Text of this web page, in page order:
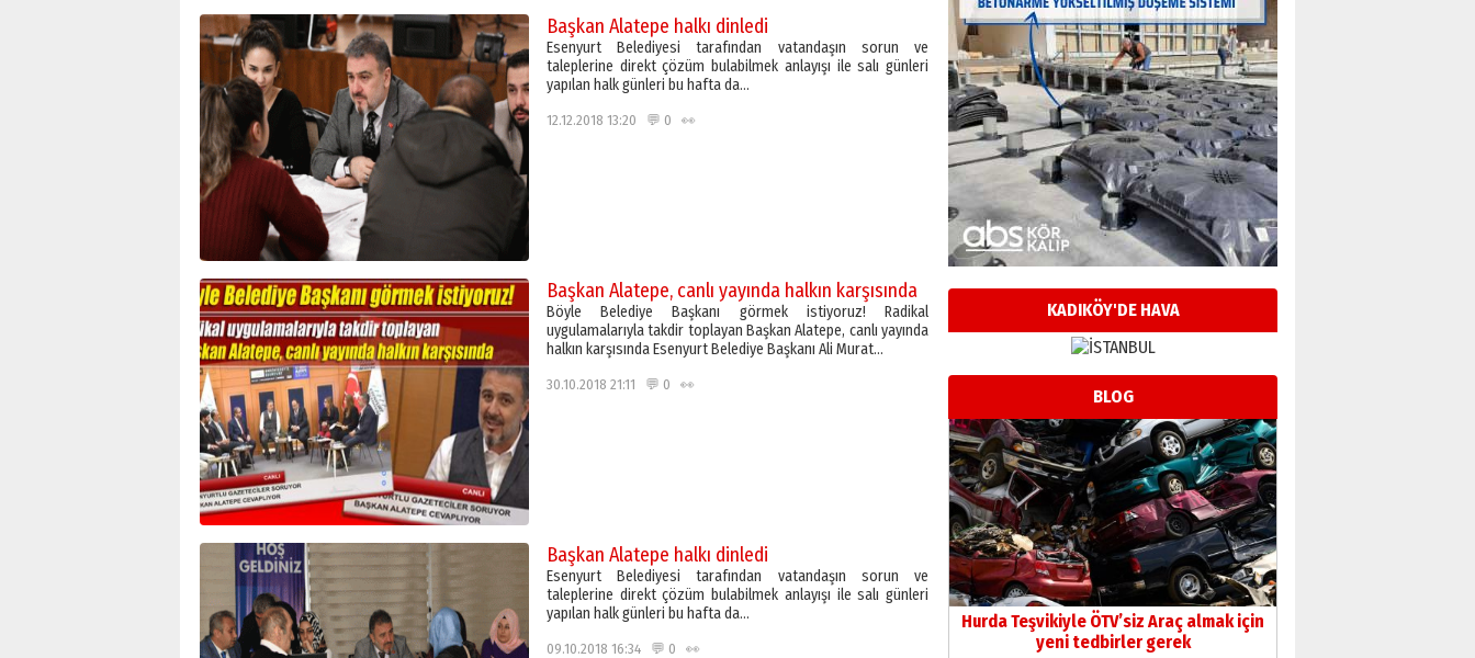
Başkan Alatepe halkı dinledi
Esenyurt Belediyesi tarafından vatandaşın sorun ve
taleplerine direkt çözüm bulabilmek anlayışı ile salı günleri
yapılan halk günleri bu hafta da…
12.12.2018 13:20 💬 0 👀
Başkan Alatepe, canlı yayında halkın karşısında
Böyle Belediye Başkanı görmek istiyoruz! Radikal
uygulamalarıyla takdir toplayan Başkan Alatepe, canlı yayında
halkın karşısında Esenyurt Belediye Başkanı Ali Murat…
30.10.2018 21:11 💬 0 👀
Başkan Alatepe halkı dinledi
Esenyurt Belediyesi tarafından vatandaşın sorun ve
taleplerine direkt çözüm bulabilmek anlayışı ile salı günleri
yapılan halk günleri bu hafta da…
09.10.2018 16:34 💬 0 👀
KADIKÖY'DE HAVA
BLOG
Hurda Teşvikiyle ÖTV’siz Araç almak için
yeni tedbirler gerek